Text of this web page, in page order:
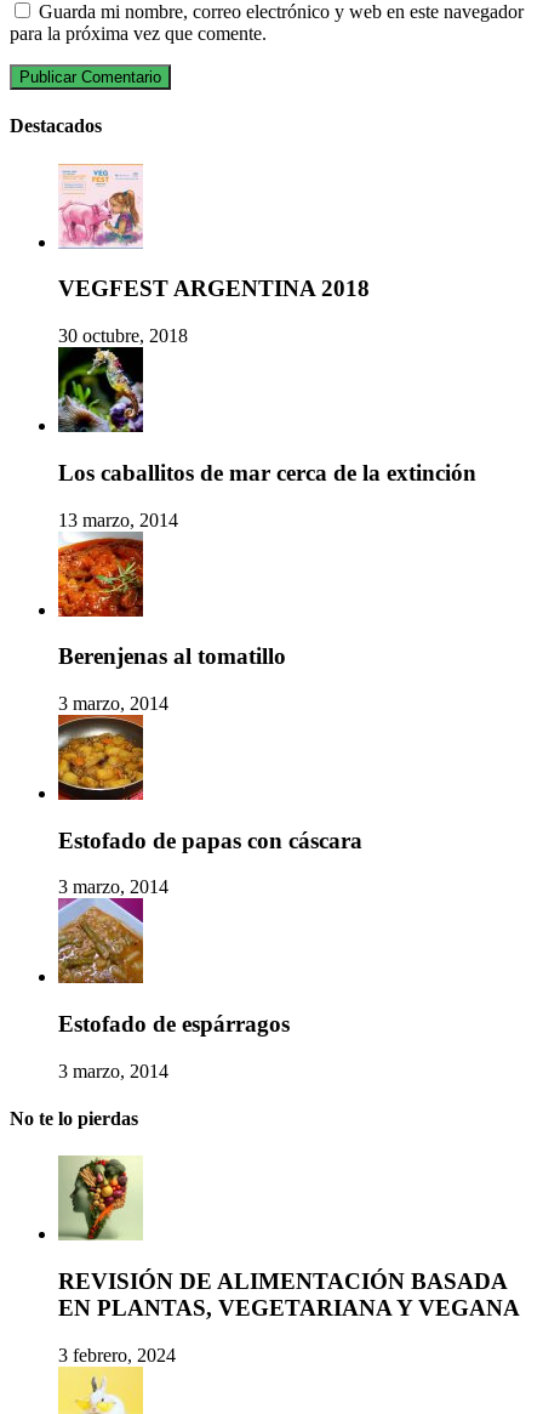
Guarda mi nombre, correo electrónico y web en este navegador
para la próxima vez que comente.
Destacados
VEGFEST ARGENTINA 2018
30 octubre, 2018
Los caballitos de mar cerca de la extinción
13 marzo, 2014
Berenjenas al tomatillo
3 marzo, 2014
Estofado de papas con cáscara
3 marzo, 2014
Estofado de espárragos
3 marzo, 2014
No te lo pierdas
REVISIÓN DE ALIMENTACIÓN BASADA
EN PLANTAS, VEGETARIANA Y VEGANA
3 febrero, 2024